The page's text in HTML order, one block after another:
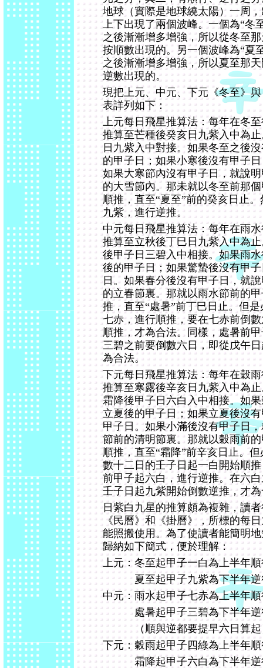
地球（實際是地球繞太陽）一周
上下出現了兩個波峰。一個為“冬
之後漸漸增多增強，所以從冬至
按順數出現的。另一個波峰為“夏
之後漸漸增多增強，所以夏至那
逆數出現的。
現把上元、中元、下元《冬至》
表詳列如下：
上元每日飛星推算法：每年在冬
推算至芒種後癸亥日九紫入中為
日九紫入中對接。如果冬至之後
的甲子日；如果小寒後沒有甲子
如果大寒節內沒有甲子日，就說
的大雪節內。那未就以冬至前那
順推，直至“夏至”前的癸亥日止
九紫，進行逆推。
中元每日飛星推算法：每年在雨
推算至立秋後丁巳日九紫入中為
後甲子日三碧入中相接。如果雨
後的甲子日；如果驚蟄後沒有甲
日。如果春分後沒有甲子日，就
的立春節裏。那就以雨水節前的
推，直至“處暑”前丁巳日止。但
七赤，進行順推，要在七赤前倒
順推，才為合法。同樣，處暑前
三碧之前要倒數六日，即從戊午
為合法。
下元每日飛星推算法：每年在穀
推算至寒露後辛亥日九紫入中為
霜降後甲子日六白入中相接。如
立夏後的甲子日；如果立夏後沒
甲子日。如果小滿後沒有甲子日
節前的清明節裏。那就以穀雨前
順推，直至“霜降”前辛亥日止。
數十二日的壬子日起一白開始順
前甲子起六白，進行逆推。在六
壬子日起九紫開始倒數逆推，才
日紫白九星的推算頗為複雜，讀
《民曆》和《掛曆》，所標的每
能照搬使用。為了使讀者能簡明
歸納如下簡式，便於理解：
上元：冬至起甲子一白為上半年
夏至起甲子九紫為下半年逆
中元：雨水起甲子七赤為上半年
處暑起甲子三碧為下半年逆
（順與逆都要提早六日算起
下元：穀雨起甲子四綠為上半年
霜降起甲子六白為下半年逆